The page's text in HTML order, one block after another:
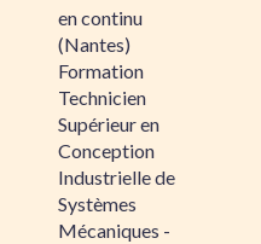
en continu
(Nantes)
Formation
Technicien
Supérieur en
Conception
Industrielle de
Systèmes
Mécaniques -